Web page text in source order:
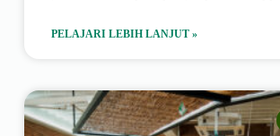
PELAJARI LEBIH LANJUT »